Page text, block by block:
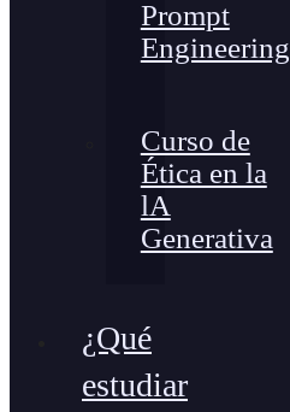
Prompt
Engineering
Curso de
Ética en la
lA
Generativa
¿Qué
estudiar